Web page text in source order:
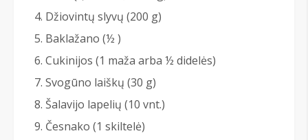
Džiovintų slyvų (200 g)
Baklažano (½ )
Cukinijos (1 maža arba ½ didelės)
Svogūno laiškų (30 g)
Šalavijo lapelių (10 vnt.)
Česnako (1 skiltelė)